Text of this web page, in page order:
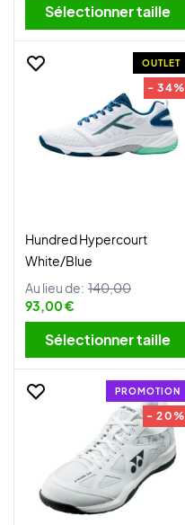
Sélectionner taille
OUTLET
- 34%
Hundred Hypercourt
White/Blue
Au lieu de: 140,00
93,00 €
Sélectionner taille
PROMOTION
- 20%